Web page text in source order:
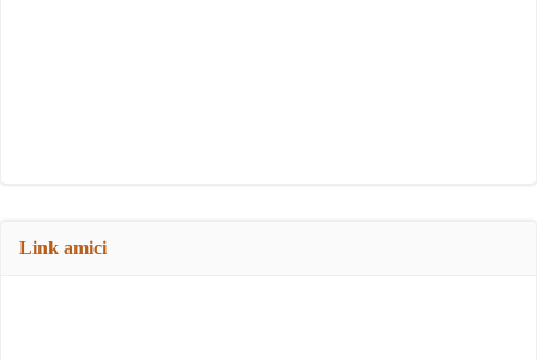
Link amici